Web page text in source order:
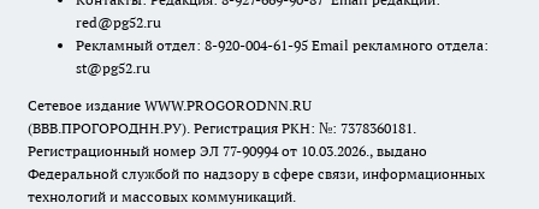
red@pg52.ru
Рекламный отдел: 8-920-004-61-95 Email рекламного отдела:
st@pg52.ru
Сетевое издание WWW.PROGORODNN.RU
(ВВВ.ПРОГОРОДНН.РУ). Регистрация РКН: №: 7378360181.
Регистрационный номер ЭЛ 77-90994 от 10.03.2026., выдано
Федеральной службой по надзору в сфере связи, информационных
технологий и массовых коммуникаций.